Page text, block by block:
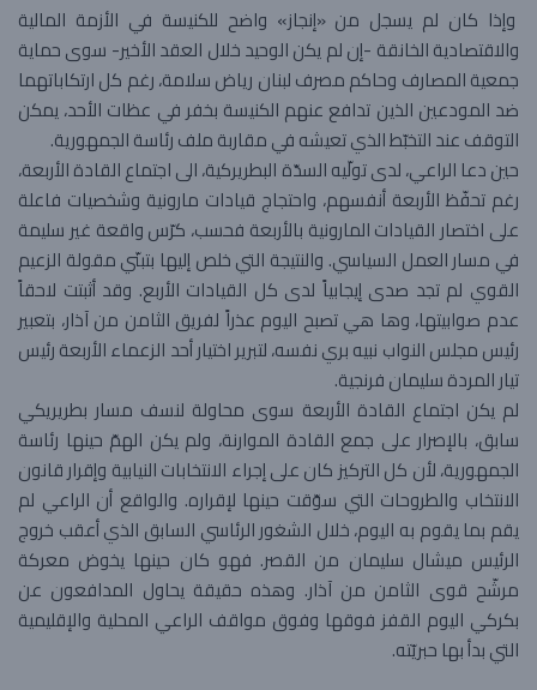
وإذا كان لم يسجل من «إنجاز» واضح للكنيسة في الأزمة المالية
والاقتصادية الخانقة -إن لم يكن الوحيد خلال العقد الأخير- سوى حماية
جمعية المصارف وحاكم مصرف لبنان رياض سلامة، رغم كل ارتكاباتهما
ضد المودعين الذين تدافع عنهم الكنيسة بخفر في عظات الأحد، يمكن
التوقف عند التخبّط الذي تعيشه في مقاربة ملف رئاسة الجمهورية.
حين دعا الراعي، لدى تولّيه السدّة البطريركية، الى اجتماع القادة الأربعة،
رغم تحفّظ الأربعة أنفسهم، واحتجاج قيادات مارونية وشخصيات فاعلة
على اختصار القيادات المارونية بالأربعة فحسب، كرّس واقعة غير سليمة
في مسار العمل السياسي. والنتيجة التي خلص إليها بتبنّي مقولة الزعيم
القوي لم تجد صدى إيجابياً لدى كل القيادات الأربع. وقد أثبتت لاحقاً
عدم صوابيتها، وها هي تصبح اليوم عذراً لفريق الثامن من آذار، بتعبير
رئيس مجلس النواب نبيه بري نفسه، لتبرير اختيار أحد الزعماء الأربعة رئيس
تيار المردة سليمان فرنجية.
لم يكن اجتماع القادة الأربعة سوى محاولة لنسف مسار بطريريكي
سابق، بالإصرار على جمع القادة الموارنة، ولم يكن الهمّ حينها رئاسة
الجمهورية، لأن كل التركيز كان على إجراء الانتخابات النيابية وإقرار قانون
الانتخاب والطروحات التي سوّقت حينها لإقراره. والواقع أن الراعي لم
يقم بما يقوم به اليوم، خلال الشغور الرئاسي السابق الذي أعقب خروج
الرئيس ميشال سليمان من القصر. فهو كان حينها يخوض معركة
مرشّح قوى الثامن من آذار. وهذه حقيقة يحاول المدافعون عن
بكركي اليوم القفز فوقها وفوق مواقف الراعي المحلية والإقليمية
التي بدأ بها حبريّته.